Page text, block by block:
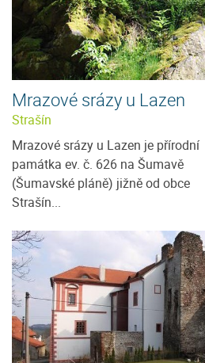
Mrazové srázy u Lazen
Strašín
Mrazové srázy u Lazen je přírodní
památka ev. č. 626 na Šumavě
(Šumavské pláně) jižně od obce
Strašín...